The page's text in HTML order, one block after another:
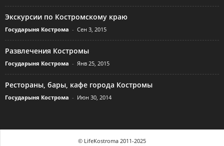
Экскурсии по Костромскому краю
Государыня Кострома - Сен 3, 2015
Развлечения Костромы
Государыня Кострома - Янв 25, 2015
Рестораны, бары, кафе города Костромы
Государыня Кострома - Июн 30, 2014
© LifeKostroma 2011-2025